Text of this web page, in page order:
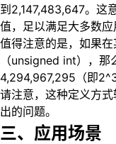
到2,147,483,647。这
值，足以满足大多数应
值得注意的是，如果
（unsigned int），
4,294,967,295（即
请注意，这种定义方
出的问题。
三、应用场景